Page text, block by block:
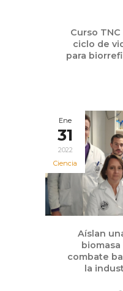
2025
Curso
ciclo de
para
Ene
31
2022
Ciencia
Aíslan
combate
la